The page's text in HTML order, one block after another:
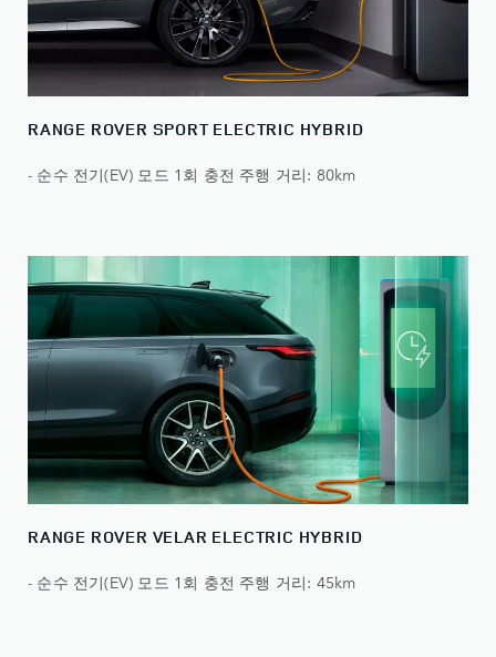
RANGE ROVER SPORT ELECTRIC HYBRID
- 순수 전기(EV) 모드 1회 충전 주행 거리: 80km
RANGE ROVER VELAR ELECTRIC HYBRID​
- 순수 전기(EV) 모드 1회 충전 주행 거리: 45km